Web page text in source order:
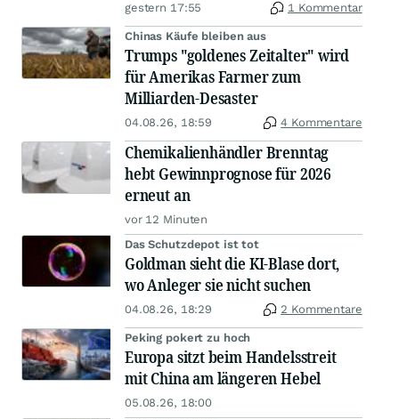
gestern 17:55 1 Kommentar
Chinas Käufe bleiben aus
Trumps "goldenes Zeitalter" wird
für Amerikas Farmer zum
Milliarden-Desaster
04.08.26, 18:59 4 Kommentare
Chemikalienhändler Brenntag
hebt Gewinnprognose für 2026
erneut an
vor 12 Minuten
Das Schutzdepot ist tot
Goldman sieht die KI-Blase dort,
wo Anleger sie nicht suchen
04.08.26, 18:29 2 Kommentare
Peking pokert zu hoch
Europa sitzt beim Handelsstreit
mit China am längeren Hebel
05.08.26, 18:00